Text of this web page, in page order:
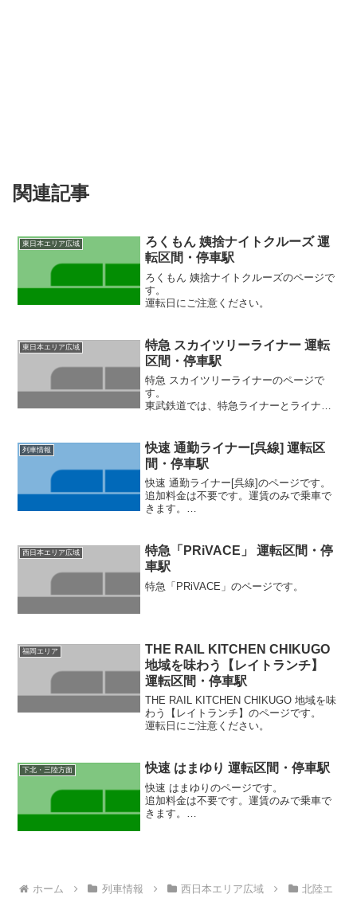
関連記事
東日本エリア広域
ろくもん 姨捨ナイトクルーズ 運
転区間・停車駅
ろくもん 姨捨ナイトクルーズのページで
す。
運転日にご注意ください。
東日本エリア広域
特急 スカイツリーライナー 運転
区間・停車駅
特急 スカイツリーライナーのページで
す。
東武鉄道では、特急ライナーとライナー
列車情報
快速 通勤ライナー[呉線] 運転区
間・停車駅
快速 通勤ライナー[呉線]のページです。
追加料金は不要です。運賃のみで乗車で
きます。
です。
「うれしート」サービスを実施する列車
は、〔R通勤ライナー[呉線]「うれしー
ト」〕をご覧ください。
西日本エリア広域
特急「PRiVACE」 運転区間・停
車駅
特急「PRiVACE」のページです。
福岡エリア
THE RAIL KITCHEN CHIKUGO
地域を味わう【レイトランチ】
運転区間・停車駅
THE RAIL KITCHEN CHIKUGO 地域を味
わう【レイトランチ】のページです。
運転日にご注意ください。
下北・三陸方面 快速 はまゆり 運転区間・停車駅
快速 はまゆりのページです。
追加料金は不要です。運賃のみで乗車で
きます。
ホーム 列車情報 西日本エリア広域
北陸エ